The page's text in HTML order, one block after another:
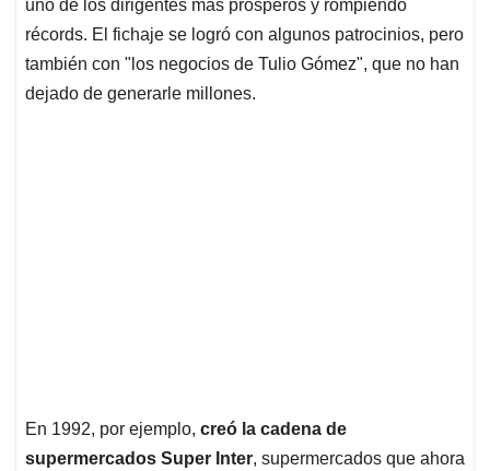
uno de los dirigentes más prósperos y rompiendo
récords. El fichaje se logró con algunos patrocinios, pero
también con "los negocios de Tulio Gómez", que no han
dejado de generarle millones.
En 1992, por ejemplo, creó la cadena de
supermercados Super Inter, supermercados que ahora